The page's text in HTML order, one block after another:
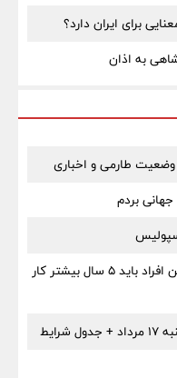
برای ایران دارد؟
به اذان
طارمی و اخباری
بردم
شرط جدید بازنشستگی اجرایی شد؛ این افراد باید ۵ سال بیشتر کار